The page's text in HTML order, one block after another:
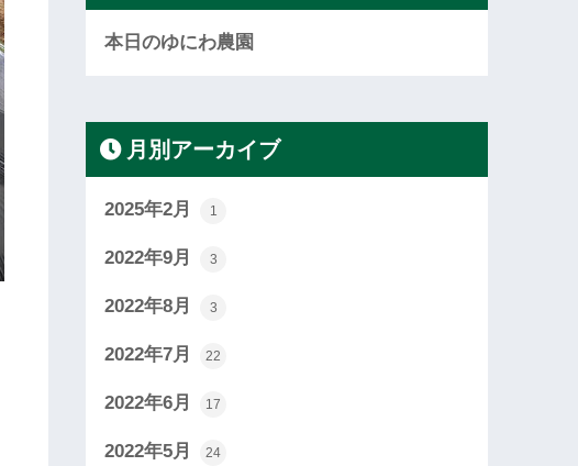
本日のゆにわ農園
月別アーカイブ
2025年2月 1
2022年9月 3
2022年8月 3
2022年7月 22
2022年6月 17
2022年5月 24